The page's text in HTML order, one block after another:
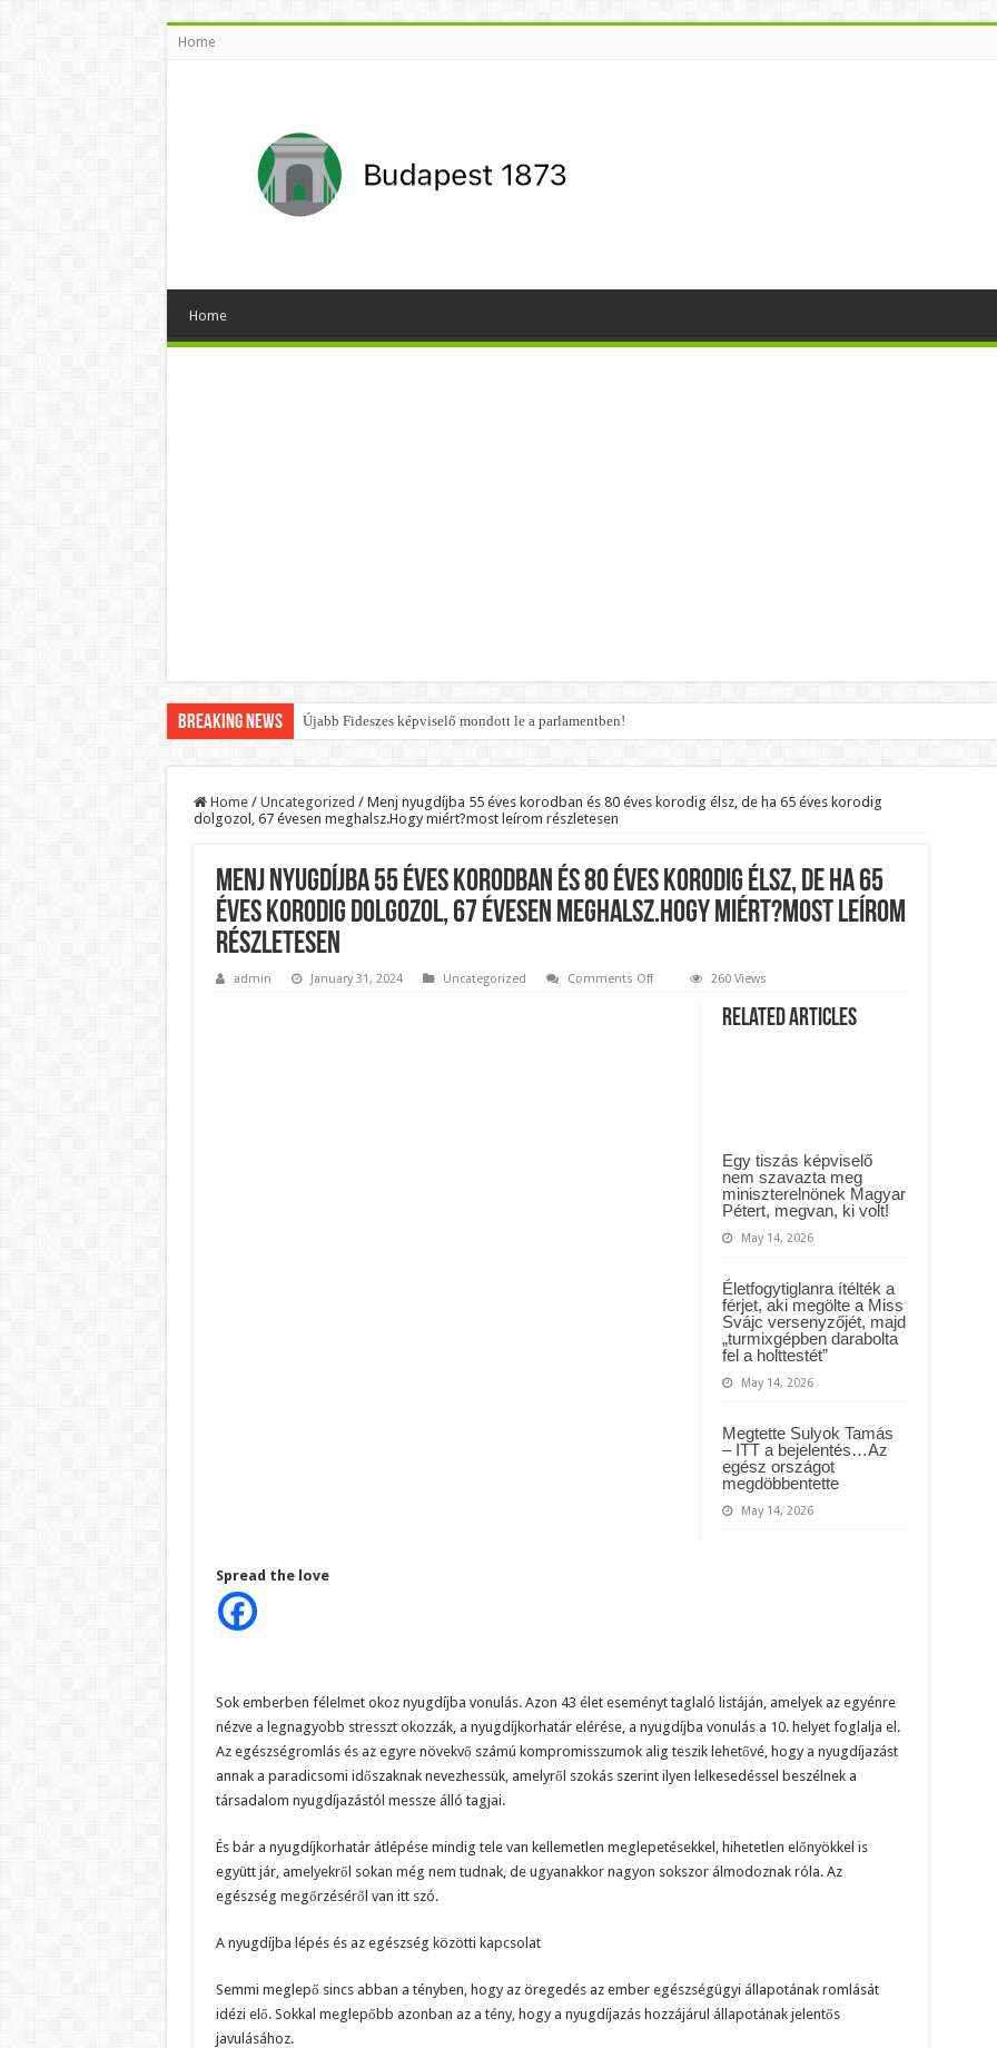
Home
Home
Breaking News Újabb Fideszes képviselő mondott le a parlamentben!
Döntött a kormány az egészségügyi várólistákról: Ezt mindenki megérzi majd!
Szívmelengető videó: a Magyar Közút dolgozója vizet adott egy szomjas gólyának!
Rendkívüli intézkedések jöhetnek a boltoknál az energiaválság miatt: – MUTATJUK:
Jön a pénzeső a nyugdíjasoknak! Itt a pontos összeg és a kormány döntése!
ÉLŐ! RENDKÍVÜLI! Váratlan hír jött Paksról – Azonnal meg kellett tenni!
BREAKING! Kész, ennyi volt! Összeomlott a Fidesz – Durva, ami most történik! – MUTATJUK:
Rendkívüli folyamatok zajlanak a háttérben. Pár napon belül újra Orbán Viktor lehet a miniszterelnök? – EZ
Home / Uncategorized / Menj nyugdíjba 55 éves korodban és 80 éves korodig élsz, de ha 65 éves korodig
dolgozol, 67 évesen meghalsz.Hogy miért?most leírom részletesen
Menj nyugdíjba 55 éves korodban és 80 éves korodig élsz, de ha 65
éves korodig dolgozol, 67 évesen meghalsz.Hogy miért?most leírom
részletesen
admin January 31, 2024 Uncategorized Comments Offon
260 Views
Related Articles
Egy tiszás képviselő
nem szavazta meg
miniszterelnönek Magyar
Pétert, megvan, ki volt!
May 14, 2026
Életfogytiglanra ítélték a
férjet, aki megölte a Miss
Svájc versenyzőjét, majd
„turmixgépben darabolta
fel a holttestét”
May 14, 2026
Megtette Sulyok Tamás
– ITT a bejelentés…Az
egész országot
megdöbbentette
May 14, 2026
Spread the love
Sok emberben félelmet okoz nyugdíjba vonulás. Azon 43 élet eseményt taglaló listáján, amelyek az egyénre
nézve a legnagyobb stresszt okozzák, a nyugdíjkorhatár elérése, a nyugdíjba vonulás a 10. helyet foglalja el.
Az egészségromlás és az egyre növekvő számú kompromisszumok alig teszik lehetővé, hogy a nyugdíjazást
annak a paradicsomi időszaknak nevezhessük, amelyről szokás szerint ilyen lelkesedéssel beszélnek a
társadalom nyugdíjazástól messze álló tagjai.
És bár a nyugdíjkorhatár átlépése mindig tele van kellemetlen meglepetésekkel, hihetetlen előnyökkel is
együtt jár, amelyekről sokan még nem tudnak, de ugyanakkor nagyon sokszor álmodoznak róla. Az
egészség megőrzéséről van itt szó.
A nyugdíjba lépés és az egészség közötti kapcsolat
Semmi meglepő sincs abban a tényben, hogy az öregedés az ember egészségügyi állapotának romlását
idézi elő. Sokkal meglepőbb azonban az a tény, hogy a nyugdíjazás hozzájárul állapotának jelentős
javulásához.